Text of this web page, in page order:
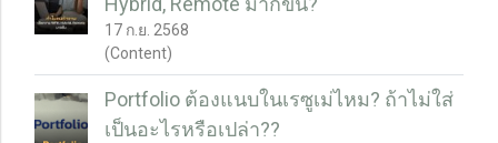
17 ก.ย. 2568
(Content)
Portfolio ต้องแนบในเรซูเม่ไหม? ถ้าไม่ใส่
เป็นอะไรหรือเปล่า??